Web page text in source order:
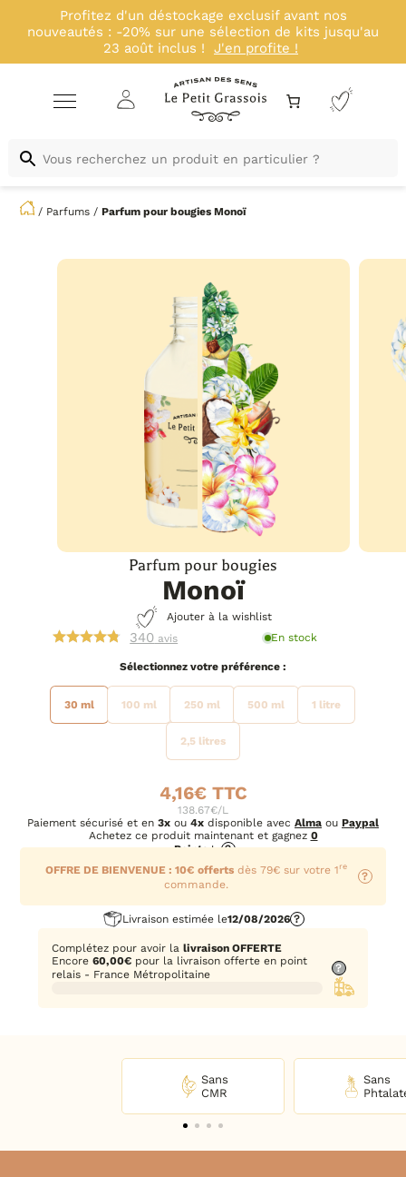
Profitez d'un déstockage exclusif avant nos
nouveautés : -20% sur une sélection de kits jusqu'au
23 août inclus !
J'en profite !
/ Parfums /Parfum pour bougiesMonoï
Parfum pour bougies
Monoï
Ajouter à la wishlist
340 avis En stock
préférence
30 ml 100 ml 250 ml 500 ml 1 litre
2,5 litres
4,16€
138.67€/L
Paiement sécurisé et en 3x ou 4x disponible avec Alma ou Paypal
Achetez ce produit maintenant et gagnez 0
Points! ?
Livraison estimée le12/08/2026 ?
Complétez pour avoir lalivraison OFFERTE
Encore60,00€ pour la livraison offerte en point
relais - France Métropolitaine
?
OFFRE DE BIENVENUE : 10€ offertsdès 79€ sur votre 1 re
commande.
?
Sans
CMR
Sans